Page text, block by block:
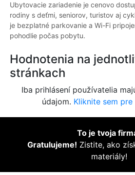
Ubytovacie zariadenie je cenovo
rodiny s deťmi, seniorov, turistov aj
je bezplatné parkovanie a Wi-Fi
pohodlie počas pobytu.
Hodnotenia na
stránkach
Iba prihlásení používatelia
údajom. Kliknite sem pre
To je tvoja
Gratulujeme! Zistite, ako
materiály!